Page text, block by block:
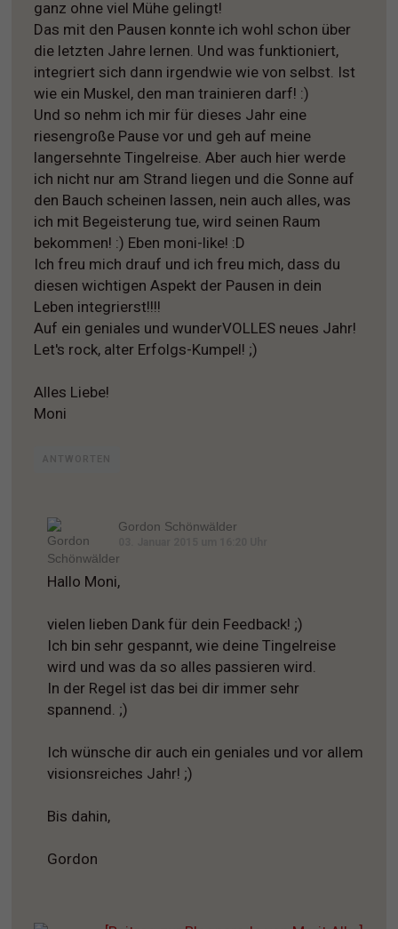
ganz ohne viel Mühe gelingt!
Das mit den Pausen konnte ich wohl schon über
die letzten Jahre lernen. Und was funktioniert,
integriert sich dann irgendwie wie von selbst. Ist
wie ein Muskel, den man trainieren darf! :)
Und so nehm ich mir für dieses Jahr eine
riesengroße Pause vor und geh auf meine
langersehnte Tingelreise. Aber auch hier werde
ich nicht nur am Strand liegen und die Sonne auf
den Bauch scheinen lassen, nein auch alles, was
ich mit Begeisterung tue, wird seinen Raum
bekommen! :) Eben moni-like! :D
Ich freu mich drauf und ich freu mich, dass du
diesen wichtigen Aspekt der Pausen in dein
Leben integrierst!!!!
Auf ein geniales und wunderVOLLES neues Jahr!
Let's rock, alter Erfolgs-Kumpel! ;)
Alles Liebe!
Moni
ANTWORTEN
Gordon Schönwälder
Hallo Moni,
vielen lieben Dank für dein Feedback! ;)
Ich bin sehr gespannt, wie deine Tingelreise
wird und was da so alles passieren wird.
In der Regel ist das bei dir immer sehr
spannend. ;)
Ich wünsche dir auch ein geniales und vor allem
visionsreiches Jahr! ;)
Bis dahin,
Gordon